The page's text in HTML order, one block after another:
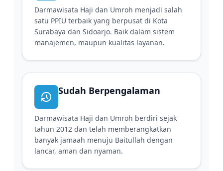
Darmawisata Haji dan Umroh menjadi salah
satu PPIU terbaik yang berpusat di Kota
Surabaya dan Sidoarjo. Baik dalam sistem
manajemen, maupun kualitas layanan.
Sudah Berpengalaman
Darmawisata Haji dan Umroh berdiri sejak
tahun 2012 dan telah memberangkatkan
banyak jamaah menuju Baitullah dengan
lancar, aman dan nyaman.